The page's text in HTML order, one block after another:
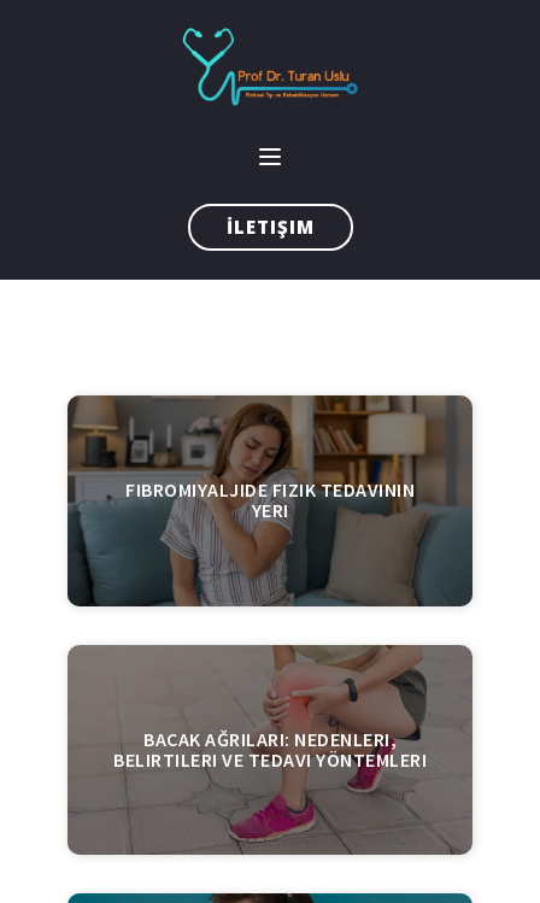
İLETIŞIM
FIBROMIYALJIDE FIZIK TEDAVININ
YERI
BACAK AĞRILARI: NEDENLERI,
BELIRTILERI VE TEDAVI YÖNTEMLERI